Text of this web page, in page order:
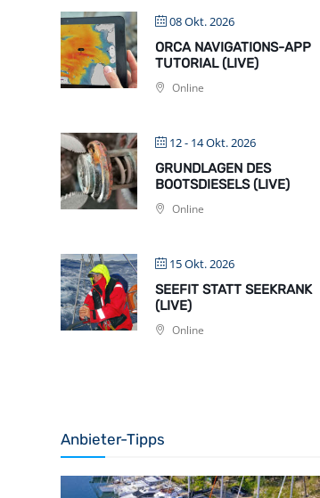
08 Okt. 2026
ORCA NAVIGATIONS-APP
TUTORIAL (LIVE)
Online
12 - 14 Okt. 2026
GRUNDLAGEN DES
BOOTSDIESELS (LIVE)
Online
15 Okt. 2026
SEEFIT STATT SEEKRANK
(LIVE)
Online
Anbieter-Tipps